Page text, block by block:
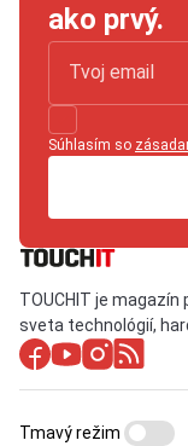
ako prvý.
Súhlasím so
TOUCHIT je
sveta technológií,
Tmavý režim